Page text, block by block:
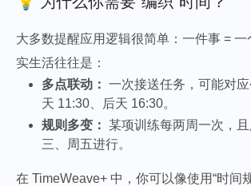
大多数提醒应用逻辑很简单：一件事 =
实生活往往是：
多点联动： 一次接送任务，可能对
天 11:30、后天 16:30。
规则多变：
某项训练每两周一次，
三、周五进行。
在 TimeWeave+ 中，你可以像使用“时间